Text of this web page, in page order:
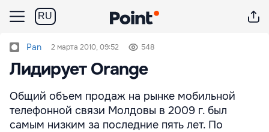
RU
Pan 2 марта 2010, 09:52 548
Лидирует Orange
Общий объем продаж на рынке мобильной
телефонной связи Молдовы в 2009 г. был
самым низким за последние пять лет. По